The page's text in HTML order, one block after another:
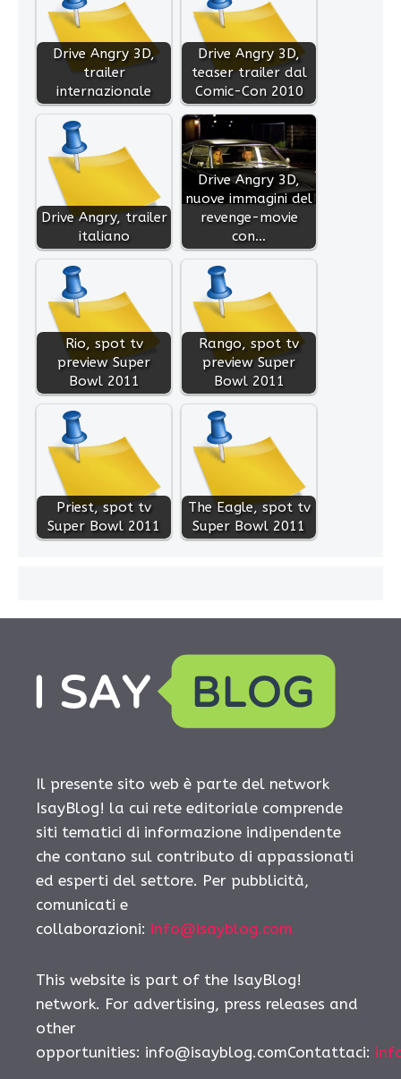
Drive Angry 3D,
trailer
internazionale
Drive Angry 3D,
teaser trailer dal
Comic-Con 2010
Drive Angry, trailer
italiano
Drive Angry 3D,
nuove immagini del
revenge-movie
con…
Rio, spot tv
preview Super
Bowl 2011
Rango, spot tv
preview Super
Bowl 2011
Priest, spot tv
Super Bowl 2011
The Eagle, spot tv
Super Bowl 2011
Il presente sito web è parte del network
IsayBlog! la cui rete editoriale comprende
siti tematici di informazione indipendente
che contano sul contributo di appassionati
ed esperti del settore. Per pubblicità,
comunicati e
collaborazioni: info@isayblog.com
This website is part of the IsayBlog!
network. For advertising, press releases and
other
opportunities: info@isayblog.comContattaci: